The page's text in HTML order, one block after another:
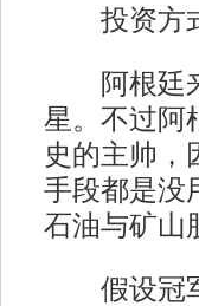
投资方式
阿根廷来
星。不过阿
史的主帅，
手段都是没
石油与矿山
假设冠